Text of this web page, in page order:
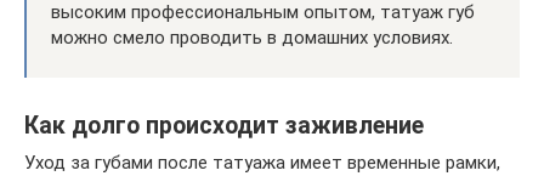
высоким профессиональным опытом, татуаж губ
можно смело проводить в домашних условиях.
Как долго происходит заживление
Уход за губами после татуажа имеет временные рамки,